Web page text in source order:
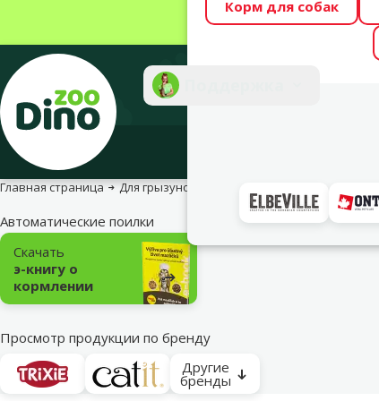
Весь месяц
Фотоконкурс
Корм для собак
Главная страница Для грызунов Аксессуары
Автоматические поилки
Подкатегория
Скачать
э-книгу о
кормлении
Просмотр продукции по бренду
Другие
бренды